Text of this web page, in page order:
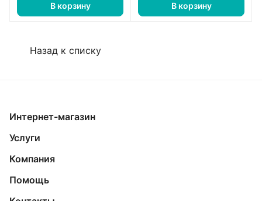
В корзину В корзину
Назад к списку
Интернет-магазин
Услуги
Компания
Помощь